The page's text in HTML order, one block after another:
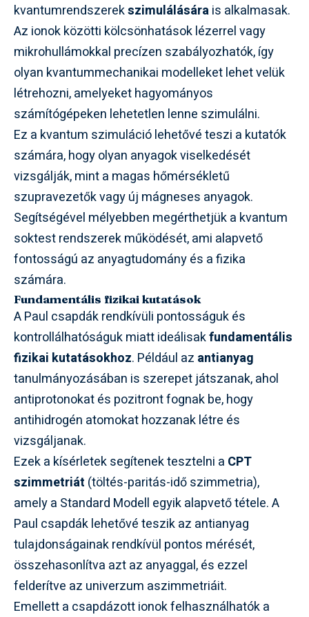
kvantumrendszerekszimulálásárais alkalmasak.
Az ionok közötti kölcsönhatások lézerrel vagy
mikrohullámokkal precízen szabályozhatók, így
olyan kvantummechanikai modelleket lehet velük
létrehozni, amelyeket hagyományos
számítógépeken lehetetlen lenne szimulálni.
Ez a kvantum szimuláció lehetővé teszi a kutatók
számára, hogy olyan anyagok viselkedését
vizsgálják, mint a magas hőmérsékletű
szupravezetők vagy új mágneses anyagok.
Segítségével mélyebben megérthetjük a kvantum
soktest rendszerek működését, ami alapvető
fontosságú az anyagtudomány és a fizika
számára.
Fundamentális fizikai kutatások
A Paul csapdák rendkívüli pontosságuk és
kontrollálhatóságuk miatt ideálisakfundamentális
fizikai kutatásokhoz. Például az antianyag
tanulmányozásában is szerepet játszanak, ahol
antiprotonokat és pozitront fognak be, hogy
antihidrogén atomokat hozzanak létre és
vizsgáljanak.
Ezek a kísérletek segítenek tesztelni a CPT
szimmetriát (töltés-paritás-idő szimmetria),
amely a Standard Modell egyik alapvető tétele. A
Paul csapdák lehetővé teszik az antianyag
tulajdonságainak rendkívül pontos mérését,
összehasonlítva azt az anyaggal, és ezzel
felderítve az univerzum aszimmetriáit.
Emellett a csapdázott ionok felhasználhatók a